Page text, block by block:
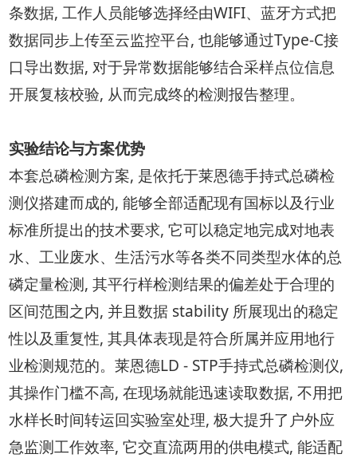
条数据, 工作人员能够选择经由WIFI、蓝牙方式把
数据同步上传至云监控平台, 也能够通过Type-C接
口导出数据, 对于异常数据能够结合采样点位信息
开展复核校验, 从而完成终的检测报告整理。
实验结论与方案优势
本套总磷检测方案, 是依托于莱恩德手持式总磷检
测仪搭建而成的, 能够全部适配现有国标以及行业
标准所提出的技术要求, 它可以稳定地完成对地表
水、工业废水、生活污水等各类不同类型水体的总
磷定量检测, 其平行样检测结果的偏差处于合理的
区间范围之内, 并且数据 stability 所展现出的稳定
性以及重复性, 其具体表现是符合所属并应用地行
业检测规范的。莱恩德LD - STP手持式总磷检测仪,
其操作门槛不高, 在现场就能迅速读取数据, 不用把
水样长时间转运回实验室处理, 极大提升了户外应
急监测工作效率, 它交直流两用的供电模式, 能适配